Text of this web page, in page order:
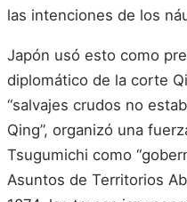
las intenciones de los
Japón usó esto como
diplomático de la corte
“salvajes crudos no
Qing”, organizó una
Tsugumichi como
Asuntos de Territorios